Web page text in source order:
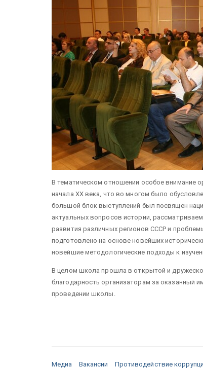
В тематическом отношении особое внимание
начала XX века, что во многом было
большой блок выступлений был посвящен
актуальных вопросов истории,
развития различных регионов СССР и
подготовлено на основе новейших
новейшие методологические подходы к
В целом школа прошла в открытой и
благодарность организаторам за оказанный
проведении школы.
Медиа Вакансии Противодействие